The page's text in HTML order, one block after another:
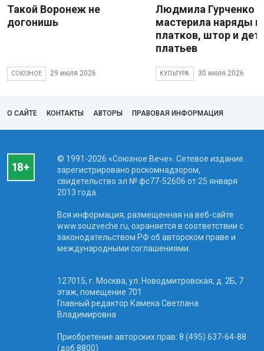
Такой Воронеж не
догонишь
СОЮЗНОЕ 29 июля 2026
Людмила Гурченко
мастерила наряды
платков, штор и
платьев
КУЛЬТУРА 30 июля 2026
О САЙТЕ КОНТАКТЫ АВТОРЫ ПРАВОВАЯ ИНФОРМАЦИЯ
© 1991-2026 «Союзное Вече». Сетевое издание
зарегистрировано роскомнадзором,
свидетельство эл № фc77-52606 от 25 января
2013 года.
Вся информация, размещенная на веб-сайте
www.souzveche.ru, охраняется в соответствии с
законодательством РФ об авторском праве и
международными соглашениями.
127015, г. Москва, ул. Новодмитровская, д. 2Б, 7
этаж, помещение 701
Главный редактор Камека Светлана
Владимировна
Приобретение авторских прав: 8 (495) 637-64-88
(доб.8800)